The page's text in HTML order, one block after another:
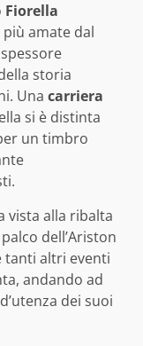
Fiorella
amate dal
storia
Una carriera
si è distinta
un timbro
vista alla ribalta
dell’Ariston
tanti altri eventi
andando ad
dei suoi